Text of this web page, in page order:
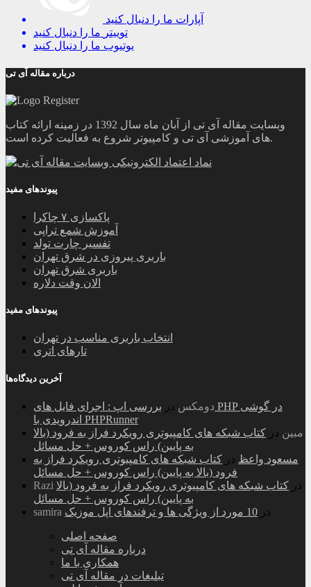
آپارات ما را دنبال کنید
توییتر ما را دنبال کنید
یوتیوب ما را دنبال کنید
درباره مقاله آی تی
وبسایت مقاله آی تی از آبان ماه سال 1392 در زمینه ارائه کتاب
های آموزشی آی تی و کامپیوتر شروع به فعالیت کرده است.
پیوندهای مفید
پاکسازی ۷ چاکرا
آموزش شمع تراپی
تفسیر چارت تولد
باربری پیروزی در شرق تهران
باربری شرق تهران
الان وقت دلاره
پیوندهای مفید
انتخاب باربری مناسب در تهران
تارهای اتری
آخرین دیدگاه‌ها
دومکس در بررسی اپ : اجرای فایل های PHP در گوشی
اندرویدی با PHPRunner
مبین در کتاب شبکه های کامپیوتری رویکرد فراز به فرود (بالا
به پایین) راس کوروس + حل مسائل
مسعود واعظ در کتاب شبکه های کامپیوتری رویکرد فراز به
فرود (بالا به پایین) راس کوروس + حل مسائل
Razi
در کتاب شبکه های کامپیوتری رویکرد فراز به فرود (بالا
به پایین) راس کوروس + حل مسائل
samira
در 10 مورد از ویژگی ها و ترفندهای اپل موزیک
صفحه اصلی
درباره مقاله آی تی
همکاری با ما
تبلیغات در مقاله آی تی